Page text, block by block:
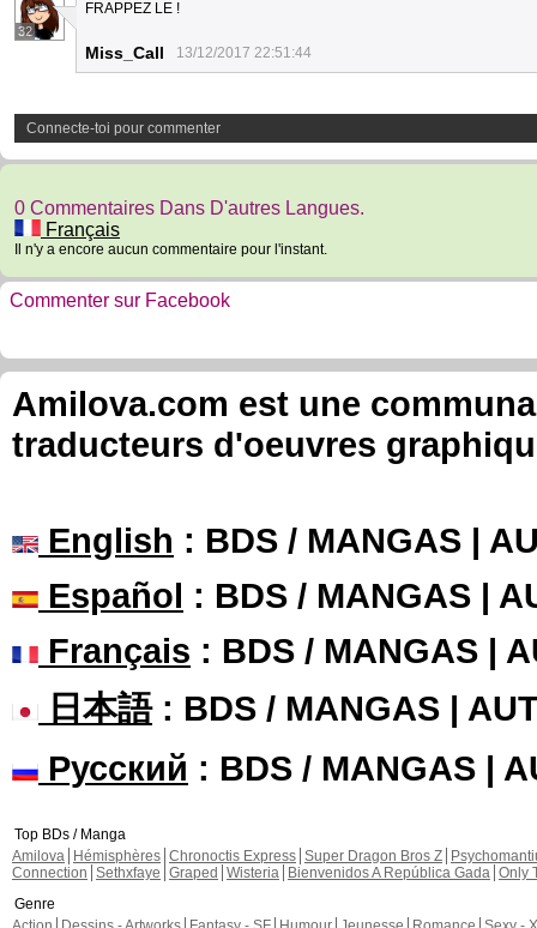
32
FRAPPEZ LE !
Miss_Call 13/12/2017 22:51:44
Connecte-toi pour commenter
0 Commentaires Dans D'autres Langues.
Français
Il n'y a encore aucun commentaire pour l'instant.
Commenter sur Facebook
Amilova.com est une
traducteurs d'oeuvres
English : BDS / MANGAS |
Español : BDS / MANGAS |
Français : BDS / MANGAS |
日本語: BDS / MANGAS |
Русский : BDS / MANGAS |
Top BDs / Manga
Amilova
Hémisphères Chronoctis Express Super Dragon Bros Z
Connection Sethxfaye Graped Wisteria Bienvenidos A República Gada Only
Genre